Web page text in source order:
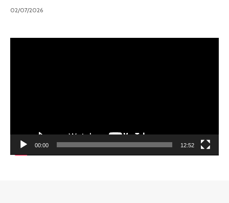
02/07/2026
00:00 12:52